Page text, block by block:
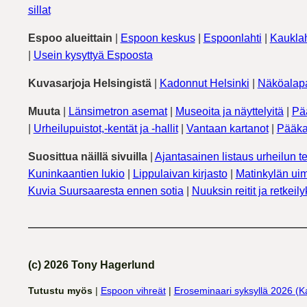
sillat
Espoo alueittain Espoon keskus| Espoonlahti
Usein kysyttyä Espoosta
Kuvasarjoja Helsingistä| Kadonnut Helsinki
Muuta| Länsimetron asemat| Museoita ja näyttelyitä
Urheilupuistot,-kentät ja -hallit| Vantaan kartanot|
Suosittua näillä sivuilla| Ajantasainen listaus urheilun
Kuninkaantien lukio| Lippulaivan kirjasto|
Matinkylän
Kuvia Suursaaresta ennen sotia
Nuuksin reitit ja
(c) 2026 Tony Hagerlund
Tutustu myös| Espoon vihreät| Eroseminaari syksyllä 2026